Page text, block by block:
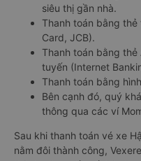
siêu thị gần nhà.
Thanh toán bằng
Card, JCB).
Thanh toán bằng
tuyến (Internet
Thanh toán bằng
Bên cạnh đó, quý
thông qua các ví
Sau khi thanh toán vé xe
nằm đôi thành công,